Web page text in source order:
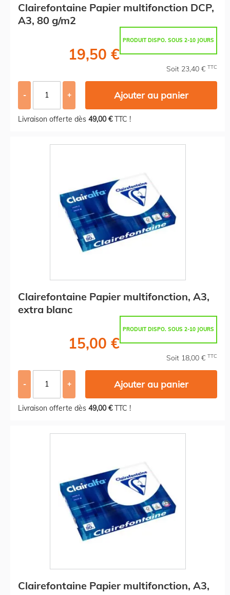
Clairefontaine Papier multifonction DCP,
A3, 80 g/m2
PRODUIT DISPO. SOUS 2-10 JOURS
19,50 €
Soit 23,40 € TTC
- + Ajouter au panier
Livraison offerte dès 49,00 €TTC !
Clairefontaine Papier multifonction, A3,
extra blanc
PRODUIT DISPO. SOUS 2-10 JOURS
15,00 €
Soit 18,00 € TTC
- + Ajouter au panier
Livraison offerte dès 49,00 €TTC !
Clairefontaine Papier multifonction, A3,